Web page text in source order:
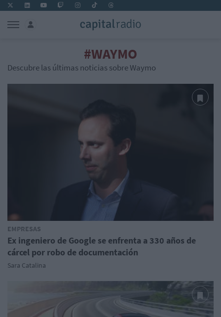
#WAYMO
Descubre las últimas noticias sobre Waymo
EMPRESAS
Ex ingeniero de Google se enfrenta a 330 años de
cárcel por robo de documentación
Sara Catalina